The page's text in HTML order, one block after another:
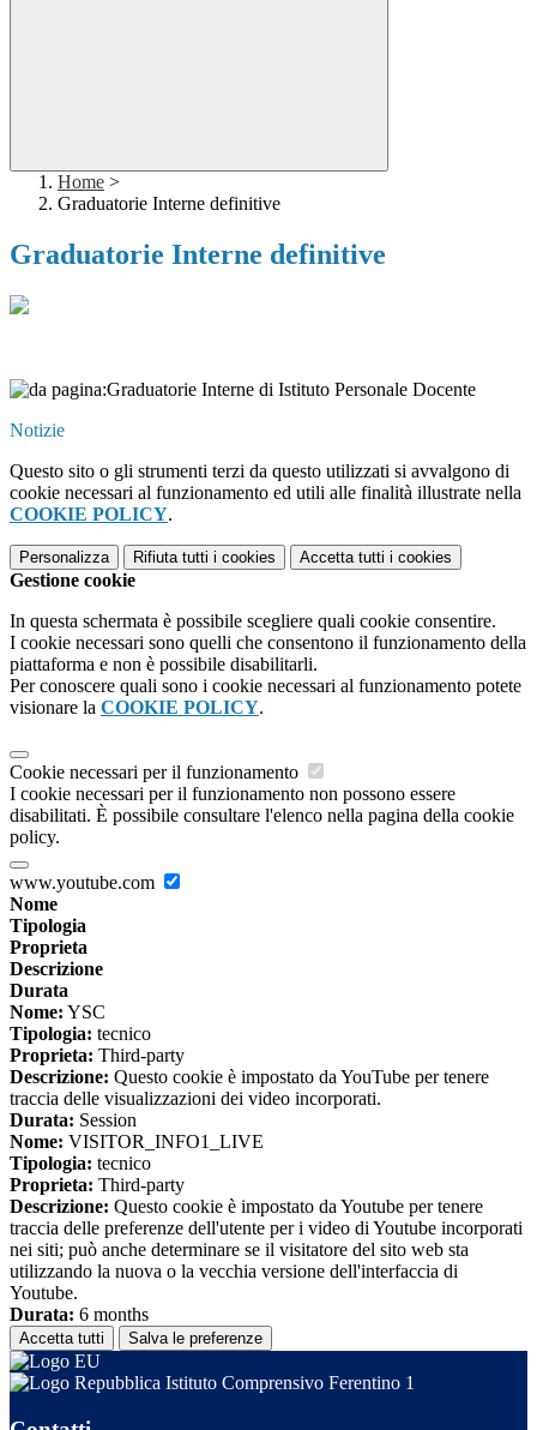
Home >
Graduatorie Interne definitive
Graduatorie Interne definitive
Notizie
Questo sito o gli strumenti terzi da questo utilizzati si avvalgono di
cookie necessari al funzionamento ed utili alle finalità illustrate nella
COOKIE POLICY.
Personalizza Rifiuta tutti i cookies Accetta tutti i cookies
Gestione cookie
In questa schermata è possibile scegliere quali cookie consentire.
I cookie necessari sono quelli che consentono il funzionamento della
piattaforma e non è possibile disabilitarli.
Per conoscere quali sono i cookie necessari al funzionamento potete
visionare la COOKIE POLICY.
Cookie necessari per il funzionamento
I cookie necessari per il funzionamento non possono essere
disabilitati. È possibile consultare l'elenco nella pagina della cookie
policy.
www.youtube.com
Nome
Tipologia
Proprieta
Descrizione
Durata
Nome: YSC
Tipologia: tecnico
Proprieta: Third-party
Descrizione: Questo cookie è impostato da YouTube per tenere
traccia delle visualizzazioni dei video incorporati.
Durata: Session
Nome: VISITOR_INFO1_LIVE
Tipologia: tecnico
Proprieta: Third-party
Descrizione: Questo cookie è impostato da Youtube per tenere
traccia delle preferenze dell'utente per i video di Youtube incorporati
nei siti; può anche determinare se il visitatore del sito web sta
utilizzando la nuova o la vecchia versione dell'interfaccia di
Youtube.
Durata: 6 months
Accetta tutti Salva le preferenze
Istituto Comprensivo Ferentino 1